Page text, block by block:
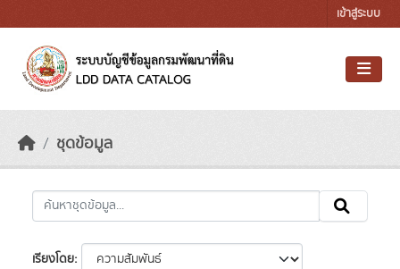
เข้าสู่ระบบ
ชุดข้อมูล
เรียงโดย